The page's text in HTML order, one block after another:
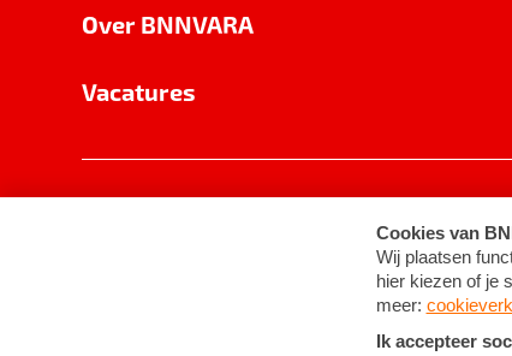
Over BNNVARA
Vacatures
Cookie-instellingen